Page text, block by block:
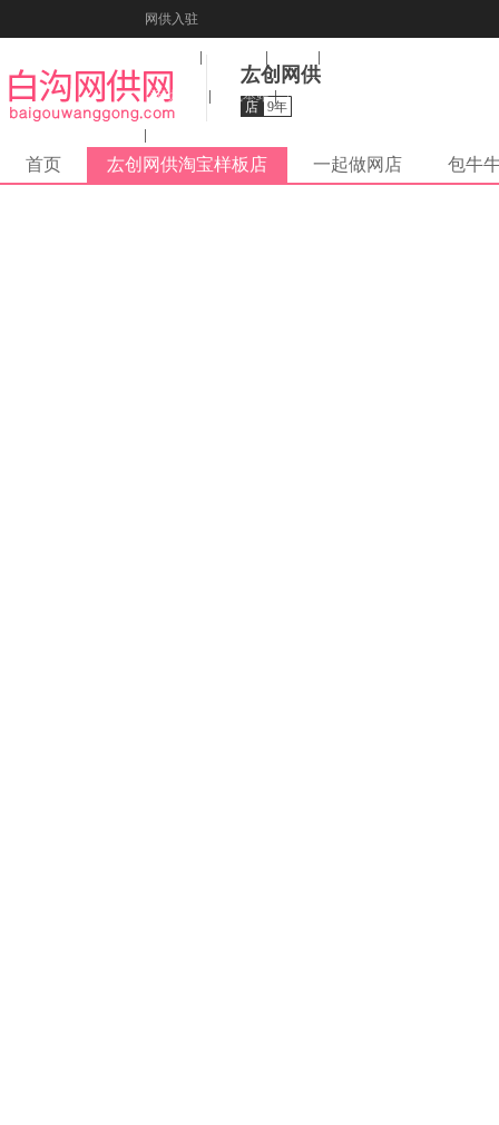
网供入驻
活动报名 收藏本站 下载到桌面
厷创网供
店 9年
首页 厷创网供淘宝样板店 一起做网店 包牛